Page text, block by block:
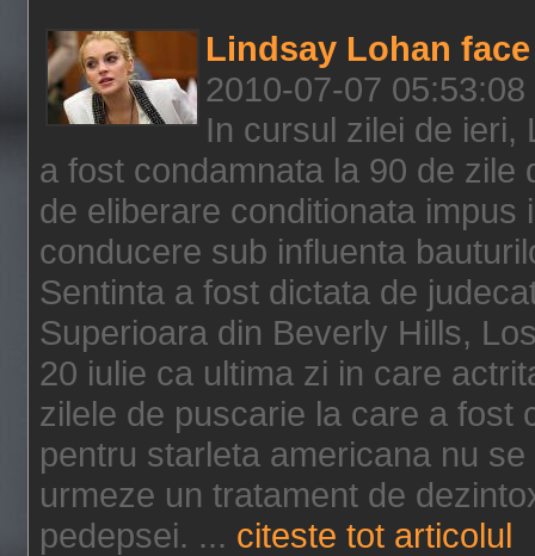
Lindsay Lohan
2010-07-07 05:53:08
In cursul zilei de ieri,
a fost condamnata la 90 de
de eliberare conditionata
conducere sub influenta
Sentinta a fost dictata de
Superioara din Beverly Hills,
20 iulie ca ultima zi in care
zilele de puscarie la care a fost
pentru starleta americana nu
urmeze un tratament de
pedepsei. ... citeste tot articolul